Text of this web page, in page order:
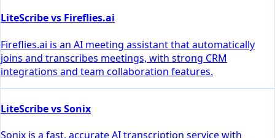
LiteScribe vs Fireflies.ai
Fireflies.ai is an AI meeting assistant that automatically
joins and transcribes meetings, with strong CRM
integrations and team collaboration features.
LiteScribe vs Sonix
Sonix is a fast, accurate AI transcription service with